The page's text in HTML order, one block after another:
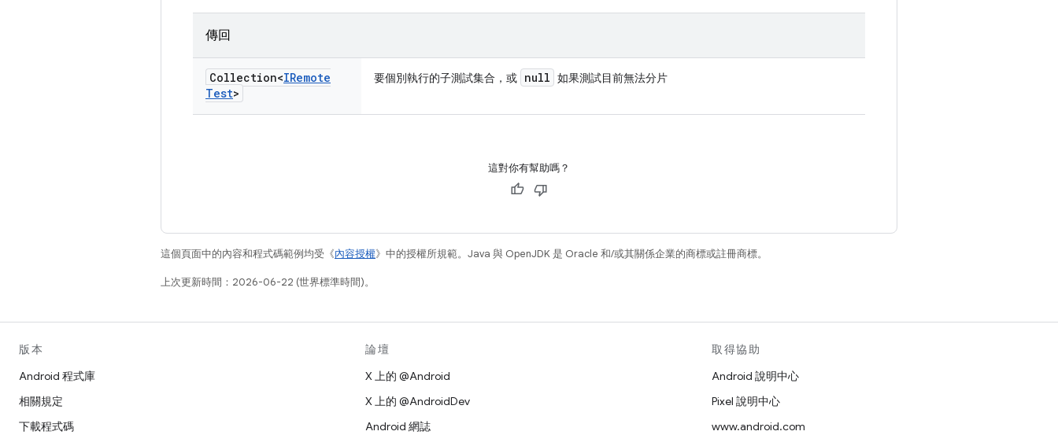
傳回
Collection<IRemote
Test>
要個別執行的子測試集合，或 null 如果測試目前無法分片
這對你有幫助嗎？
這個頁面中的內容和程式碼範例均受《內容授權》中的授權所規範。Java 與 OpenJDK 是 Oracle 和/或其關係企業的商標或註冊商標。
上次更新時間：2026-06-22 (世界標準時間)。
版本
Android 程式庫
相關規定
下載程式碼
論壇
X 上的 @Android
X 上的 @AndroidDev
Android 網誌
取得協助
Android 說明中心
Pixel 說明中心
www.android.com